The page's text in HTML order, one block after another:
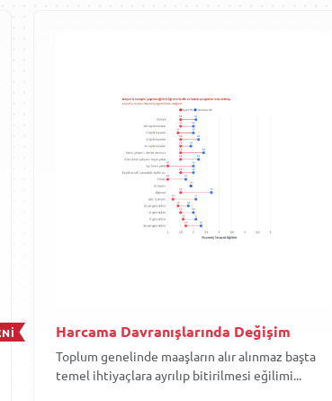
Harcama Davranışlarında Değişim
Toplum genelinde maaşların alır alınmaz başta
temel ihtiyaçlara ayrılıp bitirilmesi eğilimi...